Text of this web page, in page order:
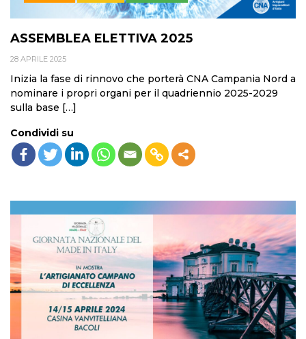
ASSEMBLEA ELETTIVA 2025
28 APRILE 2025
Inizia la fase di rinnovo che porterà CNA Campania Nord a
nominare i propri organi per il quadriennio 2025-2029
sulla base […]
Condividi su